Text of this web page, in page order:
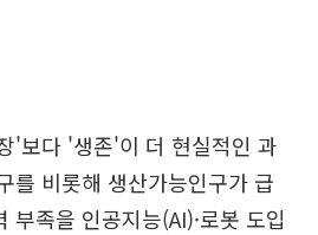
'보다 '생존'이 더 현실적인 과
를 비롯해 생산가능인구가 급
부족을 인공지능(AI)·로봇 도입